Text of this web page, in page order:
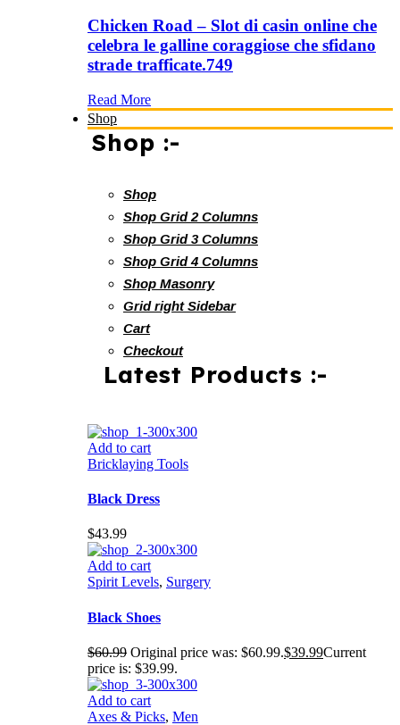
Chicken Road – Slot di casin online che
celebra le galline coraggiose che sfidano
strade trafficate.749
Read More
Shop
Shop :-
Shop
Shop Grid 2 Columns
Shop Grid 3 Columns
Shop Grid 4 Columns
Shop Masonry
Grid right Sidebar
Cart
Checkout
Latest Products :-
Add to cart
Bricklaying Tools
Black Dress
$43.99
Add to cart
Spirit Levels, Surgery
Black Shoes
$60.99 Original price was: $60.99.$39.99Current
price is: $39.99.
Add to cart
Axes & Picks, Men